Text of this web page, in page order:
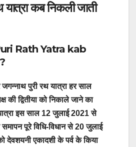
यात्रा कब निकली जाती
Rath Yatra kab
पुरी रथ यात्रा हर साल
की द्वितीया को निकाले जाने का
इस साल 12 जुलाई 2021 से
पूरे विधि-विधान से 20 जुलाई
देवशयनी एकादशी के पर्व के किया